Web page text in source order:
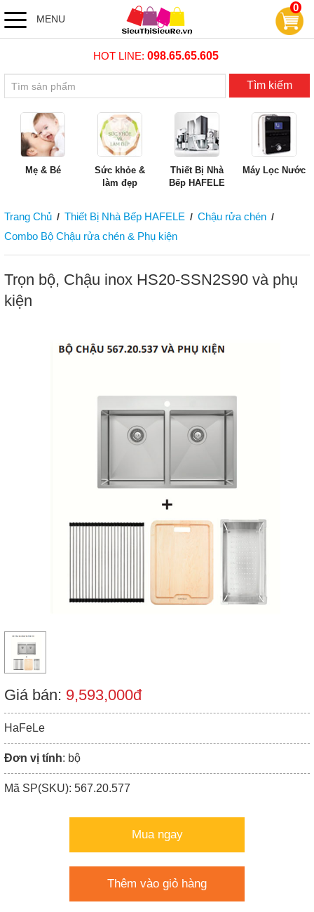
MENU
0
HOT LINE: 098.65.65.605
Tìm kiếm
Mẹ & Bé
Sức khỏe &
làm đẹp
Thiết Bị Nhà
Bếp HAFELE
Máy Lọc Nước
Trang Chủ / Thiết Bị Nhà Bếp HAFELE / Chậu rửa chén /
Combo Bộ Chậu rửa chén & Phụ kiện
Trọn bộ, Chậu inox HS20-SSN2S90 và phụ
kiện
Giá bán: 9,593,000đ
HaFeLe
Đơn vị tính: bộ
Mã SP(SKU): 567.20.577
Mua ngay
Thêm vào giỏ hàng